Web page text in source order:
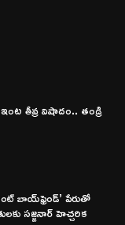
తీవ్ర విషాదం.. తండ్రి
బాయ్‌ఫ్రెండ్’ పేరుతో
సజ్జనార్ హెచ్చరిక